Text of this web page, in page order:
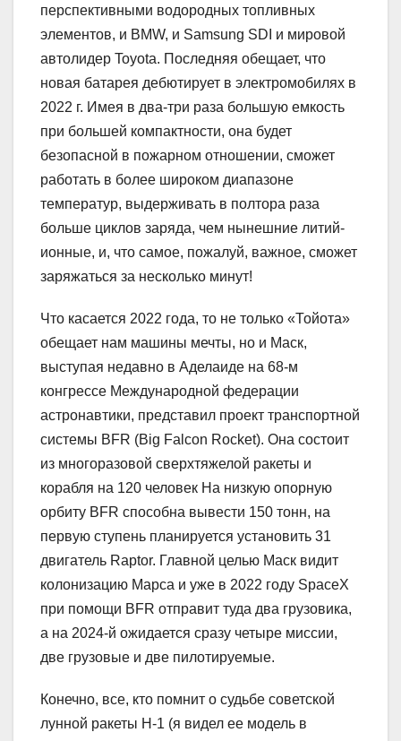
перспективными водородных топливных
элементов, и BMW, и Samsung SDI и мировой
автолидер Toyota. Последняя обещает, что
новая батарея дебютирует в электромобилях в
2022 г. Имея в два-три раза большую емкость
при большей компактности, она будет
безопасной в пожарном отношении, сможет
работать в более широком диапазоне
температур, выдерживать в полтора раза
больше циклов заряда, чем нынешние литий-
ионные, и, что самое, пожалуй, важное, сможет
заряжаться за несколько минут!
Что касается 2022 года, то не только «Тойота»
обещает нам машины мечты, но и Маск,
выступая недавно в Аделаиде на 68-м
конгрессе Международной федерации
астронавтики, представил проект транспортной
системы BFR (Big Falcon Rocket). Она состоит
из многоразовой сверхтяжелой ракеты и
корабля на 120 человек На низкую опорную
орбиту BFR способна вывести 150 тонн, на
первую ступень планируется установить 31
двигатель Raptor. Главной целью Маск видит
колонизацию Марса и уже в 2022 году SpaceX
при помощи BFR отправит туда два грузовика,
а на 2024-й ожидается сразу четыре миссии,
две грузовые и две пилотируемые.
Конечно, все, кто помнит о судьбе советской
лунной ракеты Н-1 (я видел ее модель в